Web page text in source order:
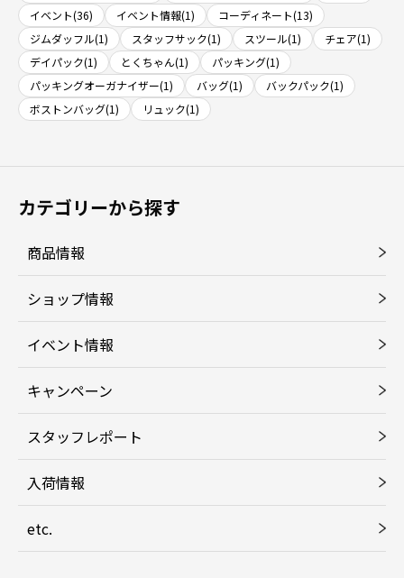
イベント(36)
イベント情報(1)
コーディネート(13)
ジムダッフル(1)
スタッフサック(1) スツール(1)
チェア(1)
デイパック(1)
とくちゃん(1)
パッキング(1)
パッキングオーガナイザー(1)
バッグ(1)
バックパック(1)
ボストンバッグ(1)
リュック(1)
カテゴリーから探す
商品情報
ショップ情報
イベント情報
キャンペーン
スタッフレポート
入荷情報
etc.